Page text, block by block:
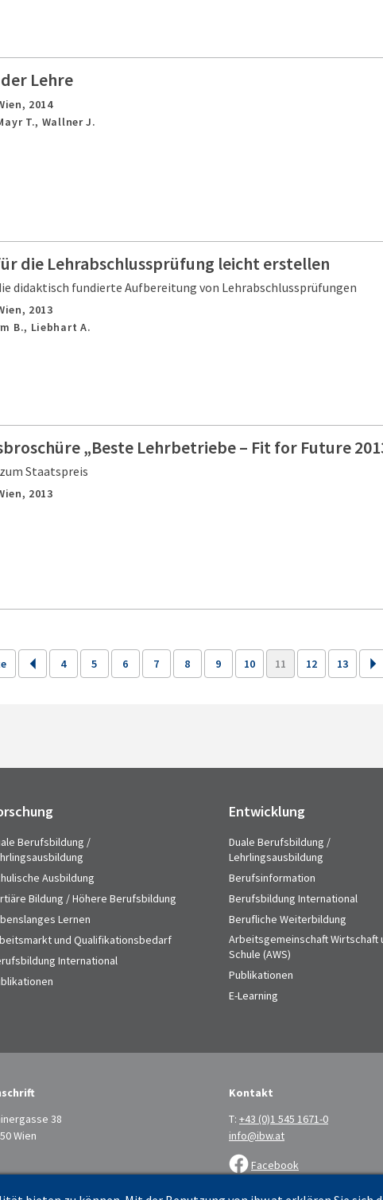
Lehre
2014
T., Wallner J.
die Lehrabschlussprüfung leicht erstellen
didaktisch fundierte Aufbereitung von Lehrabschlussprüfungen
2013
B., Liebhart A.
„Beste Lehrbetriebe – Fit for Future
Staatspreis
2013
4 5 6 7 8 9 10 11 12 13
Berufsbildung /
Ausbildung
Bildung / Höhere Berufsbildung
Lernen
und Qualifikationsbedarf
International
Entwicklung
Duale Berufsbildung /
Lehrlingsausbildung
Berufsinformation
Berufsbildung International
Berufliche Weiterbildung
Arbeitsgemeinschaft Wirtschaft
Schule (AWS)
Publikationen
E-Learning
38
Wien
Kontakt
T: +43 (0)1 545 1671-0
info@ibw.at
Facebook
LinkedIn